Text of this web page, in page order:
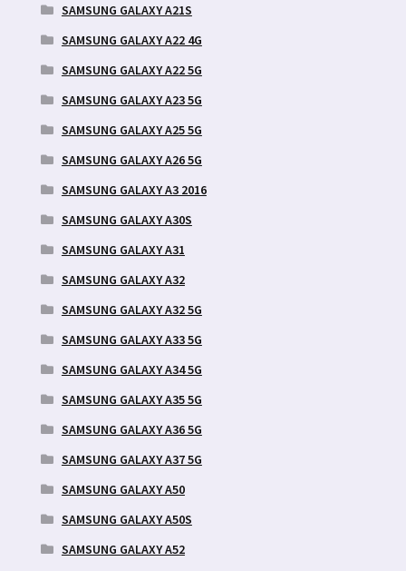
SAMSUNG GALAXY A21S
SAMSUNG GALAXY A22 4G
SAMSUNG GALAXY A22 5G
SAMSUNG GALAXY A23 5G
SAMSUNG GALAXY A25 5G
SAMSUNG GALAXY A26 5G
SAMSUNG GALAXY A3 2016
SAMSUNG GALAXY A30S
SAMSUNG GALAXY A31
SAMSUNG GALAXY A32
SAMSUNG GALAXY A32 5G
SAMSUNG GALAXY A33 5G
SAMSUNG GALAXY A34 5G
SAMSUNG GALAXY A35 5G
SAMSUNG GALAXY A36 5G
SAMSUNG GALAXY A37 5G
SAMSUNG GALAXY A50
SAMSUNG GALAXY A50S
SAMSUNG GALAXY A52